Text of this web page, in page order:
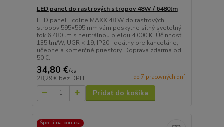
LED panel do rastrových stropov 48W / 6480lm
LED panel Ecolite MAXX 48 W do rastrových
stropov 595×595 mm vám poskytne silný svetelný
tok 6 480 lm s neutrálnou bielou 4 000 K. Účinnosť
135 lm/W, UGR < 19, IP20. Ideálny pre kancelárie,
učebne a komerčné priestory. Doprava zdarma od
50 €.
34,80 €/ks
28,29 € bez DPH do 7 pracovných dní
Pridať do košíka
Špeciálna ponuka